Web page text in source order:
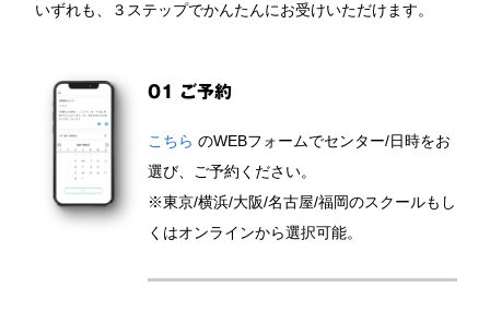
いずれも、３ステップでかんたんにお受けいただけます。
01 ご予約
こちら のWEBフォームでセンター/日時をお
選び、ご予約ください。
※東京/横浜/大阪/名古屋/福岡のスクールもし
くはオンラインから選択可能。